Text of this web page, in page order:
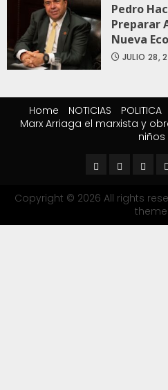
Pedro
Preparar
Nueva
JULIO 28,
Home NOTICIAS POLITICA
Marx Arriaga el marxista y
niños
Copyright © 2026 All rights